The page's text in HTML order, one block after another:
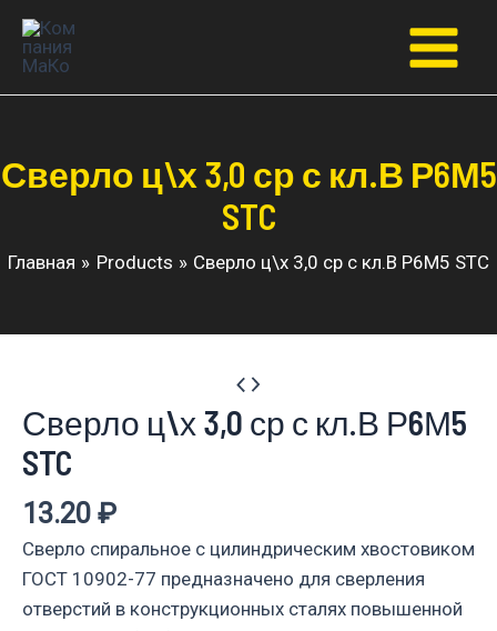
Перейти
содержимому
Main
Сверло ц\х 3,0 ср с кл.В Р6М5
STC
Главная Products Сверло ц\х 3,0 ср с кл.В Р6М5 STC
Сверло ц\х 3,0 ср с кл.В Р6М5
STC
13.20 ₽
Сверло спиральное с цилиндрическим хвостовиком
ГОСТ 10902-77 предназначено для сверления
отверстий в конструкционных сталях повышенной